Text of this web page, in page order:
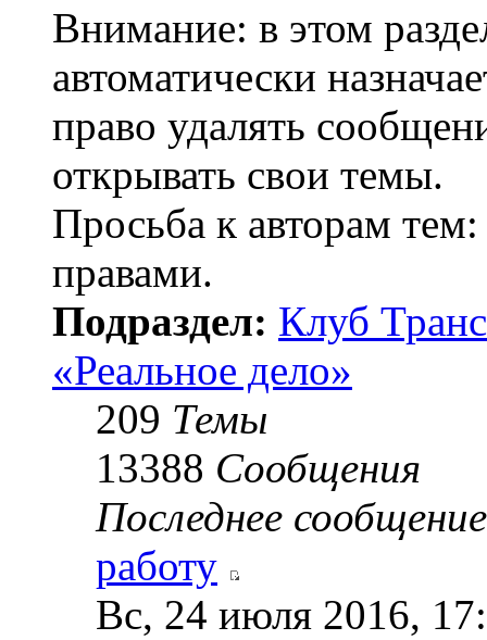
Внимание: в этом
автоматически
право удалять
открывать свои темы.
Просьба к авторам
правами.
Подраздел: Клуб
«Реальное дело»
209 Темы
13388 Сообщения
Последнее сообщение
работу
Вс, 24 июля 2016,